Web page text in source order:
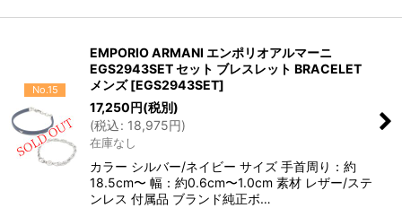
No.15
EMPORIO ARMANI エンポリオアルマーニ
EGS2943SET セット ブレスレット BRACELET
メンズ [EGS2943SET]
17,250 円(税別)
(税込: 18,975円)
在庫なし
カラー シルバー/ネイビー サイズ 手首周り：約
18.5cm〜 幅：約0.6cm〜1.0cm 素材 レザー/ステ
ンレス 付属品 ブランド純正ボ…